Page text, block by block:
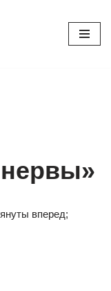
вперед;